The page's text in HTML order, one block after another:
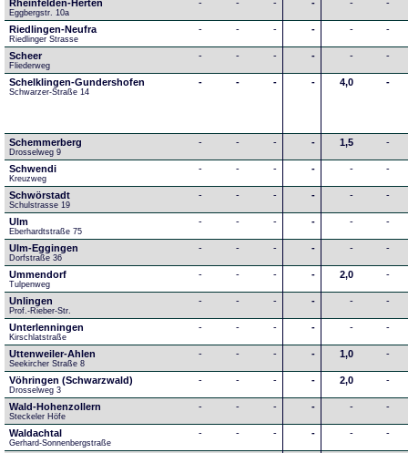
Rheinfelden-Herten
Eggbergstr. 10a
- - - - - -
Riedlingen-Neufra
Riedlinger Strasse
- - - - - -
Scheer
Fliederweg
- - - - - -
Schelklingen-Gundershofen
Schwarzer-Straße 14
- - - - 4,0 -
Schemmerberg
Drosselweg 9
- - - - 1,5 -
Schwendi
Kreuzweg
- - - - - -
Schwörstadt
Schulstrasse 19
- - - - - -
Ulm
Eberhardtstraße 75
- - - - - -
Ulm-Eggingen
Dorfstraße 36
- - - - - -
Ummendorf
Tulpenweg
- - - - 2,0 -
Unlingen
Prof.-Rieber-Str.
- - - - - -
Unterlenningen
Kirschlatstraße
- - - - - -
Uttenweiler-Ahlen
Seekircher Straße 8
- - - - 1,0 -
Vöhringen (Schwarzwald)
Drosselweg 3
- - - - 2,0 -
Wald-Hohenzollern
Steckeler Höfe
- - - - - -
Waldachtal
Gerhard-Sonnenbergstraße
- - - - - -